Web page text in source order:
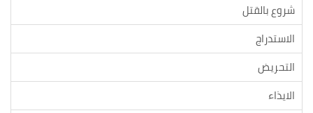
شروع بالقتل
الاستدراج
التحريض
الايذاء